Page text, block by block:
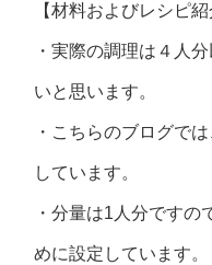
【材料およびレシピ紹
・実際の調理は４人
いと思います。
・こちらのブログで
しています。
・分量は1人分ですの
めに設定しています。